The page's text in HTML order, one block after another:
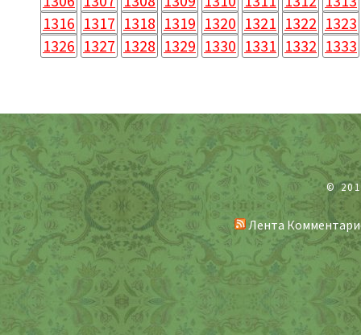
1316 1317 1318 1319 1320 1321 1322 1323
1326 1327 1328 1329 1330 1331 1332 1333
©
Лента